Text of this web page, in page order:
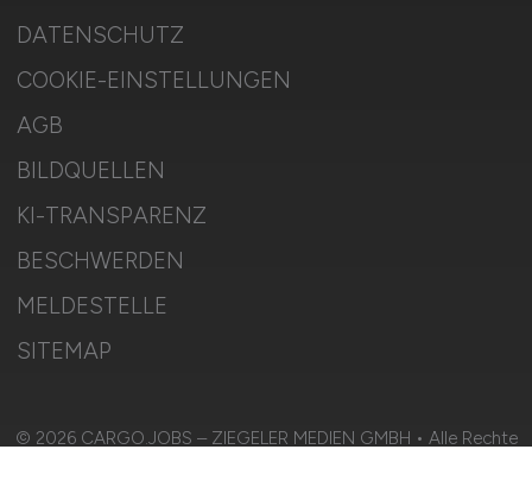
DATENSCHUTZ
COOKIE-EINSTELLUNGEN
AGB
BILDQUELLEN
KI-TRANSPARENZ
BESCHWERDEN
MELDESTELLE
SITEMAP
© 2026 CARGO.JOBS – ZIEGELER MEDIEN GMBH • Alle Rechte